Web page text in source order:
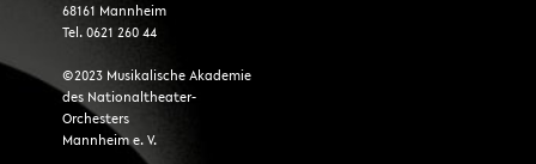
68161 Mannheim
Tel. 0621 260 44
©2023 Musikalische Akademie
des Nationaltheater-
Orchesters
Mannheim e. V.